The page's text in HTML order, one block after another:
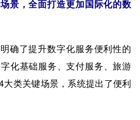
景，全面打造更加国际化的数
明确了提升数字化服务便利性的
化基础服务、支付服务、旅游
大类关键场景，系统提出了便利